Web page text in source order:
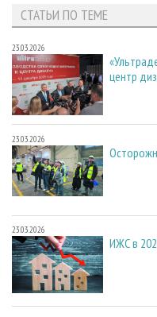
СТАТЬИ ПО ТЕМЕ
23.03.2026
центр
23.03.2026
23.03.2026
ИЖС в